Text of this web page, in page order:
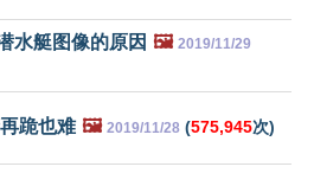
水艇图像的原因 🖼️ 2019/11/29
跪也难 🖼️ 2019/11/28 (575,945次)